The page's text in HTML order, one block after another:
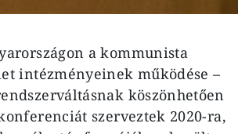
a kommunista
intézményeinek működése –
köszönhetően
szerveztek 2020-ra,